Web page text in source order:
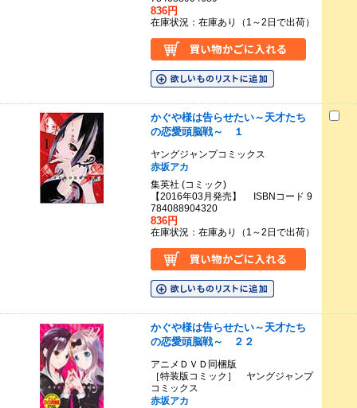
836円
在庫状況：在庫あり（1～2日で出荷）
かぐや様は告らせたい～天才たち
の恋愛頭脳戦～ １
ヤングジャンプコミックス
赤坂アカ
集英社 (コミック)
【2016年03月発売】 ISBNコード 9
784088904320
836円
在庫状況：在庫あり（1～2日で出荷）
かぐや様は告らせたい～天才たち
の恋愛頭脳戦～ ２２
アニメＤＶＤ同梱版
［特装版コミック］ ヤングジャンプ
コミックス
赤坂アカ